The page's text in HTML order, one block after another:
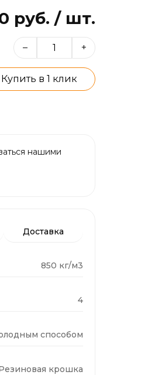
руб. / шт.
– +
Купить в 1 клик
нашими
Доставка
850 кг/м3
4
способом
крошка